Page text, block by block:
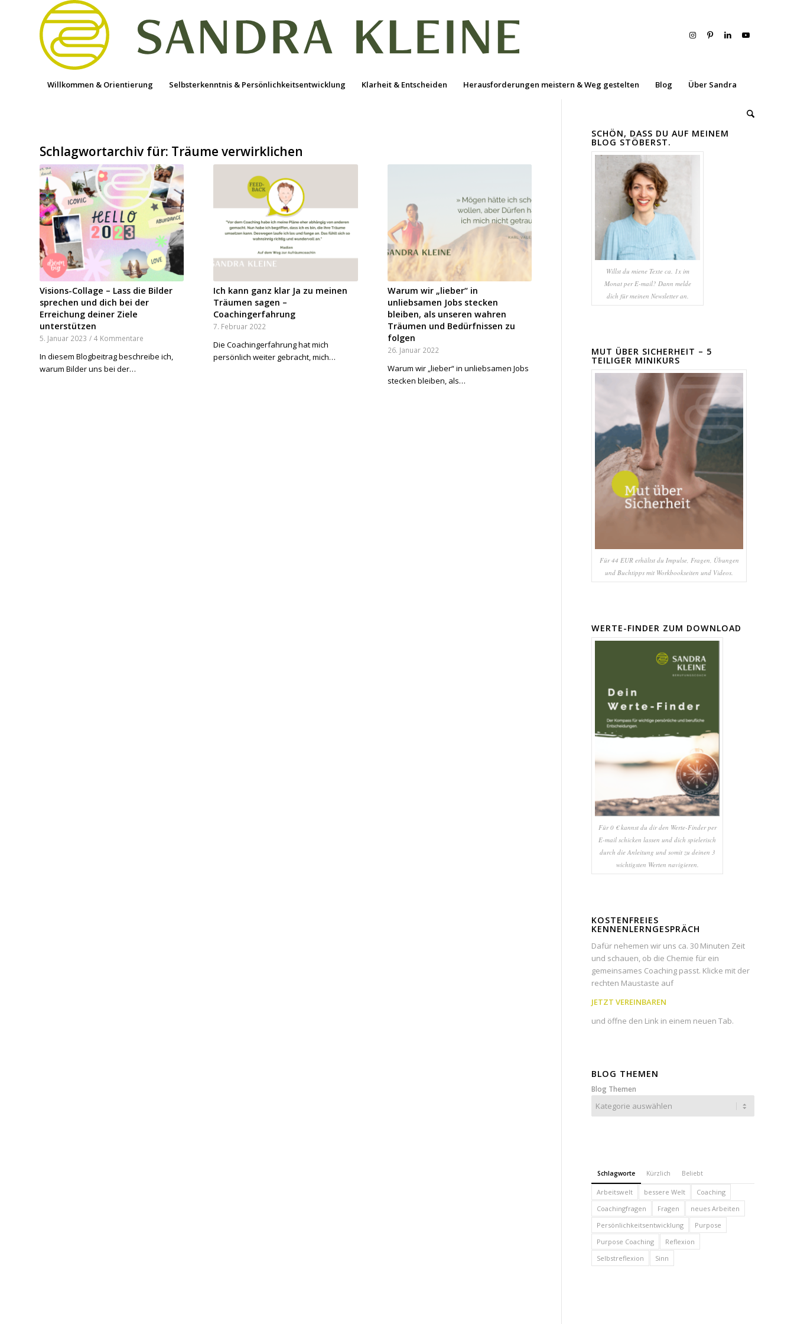
Willkommen & Orientierung Selbsterkenntnis & Persönlichkeitsentwicklung Klarheit & Entscheiden Herausforderungen meistern & Weg gestelten Blog Über Sandra
Schlagwortarchiv für: Träume verwirklichen
Visions-Collage – Lass die Bilder
sprechen und dich bei der
Erreichung deiner Ziele
unterstützen
5. Januar 2023 / 4 Kommentare
In diesem Blogbeitrag beschreibe ich,
warum Bilder uns bei der…
Ich kann ganz klar Ja zu meinen
Träumen sagen –
Coachingerfahrung
7. Februar 2022
Die Coachingerfahrung hat mich
persönlich weiter gebracht, mich…
Warum wir „lieber“ in
unliebsamen Jobs stecken
bleiben, als unseren wahren
Träumen und Bedürfnissen zu
folgen
26. Januar 2022
Warum wir „lieber“ in unliebsamen Jobs
stecken bleiben, als…
SCHÖN, DASS DU AUF MEINEM
BLOG STÖBERST.
Willst du miene Texte ca. 1x im
Monat per E-mail? Dann melde
dich für meinen Newsletter an.
MUT ÜBER SICHERHEIT – 5
TEILIGER MINIKURS
Für 44 EUR erhältst du Impulse, Fragen, Übungen
und Buchtipps mit Workbookseiten und Videos.
WERTE-FINDER ZUM DOWNLOAD
Für 0 € kannst du dir den Werte-Finder per
E-mail schicken lassen und dich spielerisch
durch die Anleitung und somit zu deinen 3
wichtigsten Werten navigieren.
KOSTENFREIES
KENNENLERNGESPRÄCH
Dafür nehemen wir uns ca. 30 Minuten Zeit
und schauen, ob die Chemie für ein
gemeinsames Coaching passt. Klicke mit der
rechten Maustaste auf
JETZT VEREINBAREN
und öffne den Link in einem neuen Tab.
BLOG THEMEN
Blog Themen
Schlagworte Kürzlich Beliebt
Arbeitswelt bessere Welt
Coaching
Coachingfragen
Fragen
neues Arbeiten
Persönlichkeitsentwicklung
Purpose
Purpose Coaching
Reflexion
Selbstreflexion
Sinn